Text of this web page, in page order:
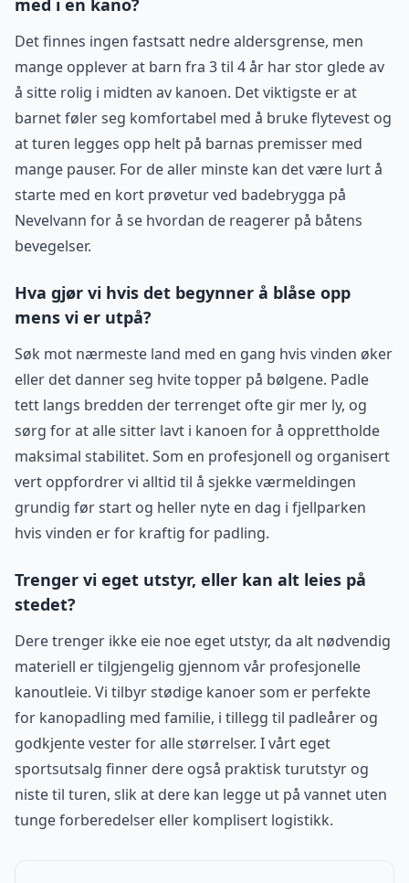
med i en kano?
Det finnes ingen fastsatt nedre aldersgrense, men
mange opplever at barn fra 3 til 4 år har stor glede av
å sitte rolig i midten av kanoen. Det viktigste er at
barnet føler seg komfortabel med å bruke flytevest og
at turen legges opp helt på barnas premisser med
mange pauser. For de aller minste kan det være lurt å
starte med en kort prøvetur ved badebrygga på
Nevelvann for å se hvordan de reagerer på båtens
bevegelser.
Hva gjør vi hvis det begynner å blåse opp
mens vi er utpå?
Søk mot nærmeste land med en gang hvis vinden øker
eller det danner seg hvite topper på bølgene. Padle
tett langs bredden der terrenget ofte gir mer ly, og
sørg for at alle sitter lavt i kanoen for å opprettholde
maksimal stabilitet. Som en profesjonell og organisert
vert oppfordrer vi alltid til å sjekke værmeldingen
grundig før start og heller nyte en dag i fjellparken
hvis vinden er for kraftig for padling.
Trenger vi eget utstyr, eller kan alt leies på
stedet?
Dere trenger ikke eie noe eget utstyr, da alt nødvendig
materiell er tilgjengelig gjennom vår profesjonelle
kanoutleie. Vi tilbyr stødige kanoer som er perfekte
for kanopadling med familie, i tillegg til padleårer og
godkjente vester for alle størrelser. I vårt eget
sportsutsalg finner dere også praktisk turutstyr og
niste til turen, slik at dere kan legge ut på vannet uten
tunge forberedelser eller komplisert logistikk.